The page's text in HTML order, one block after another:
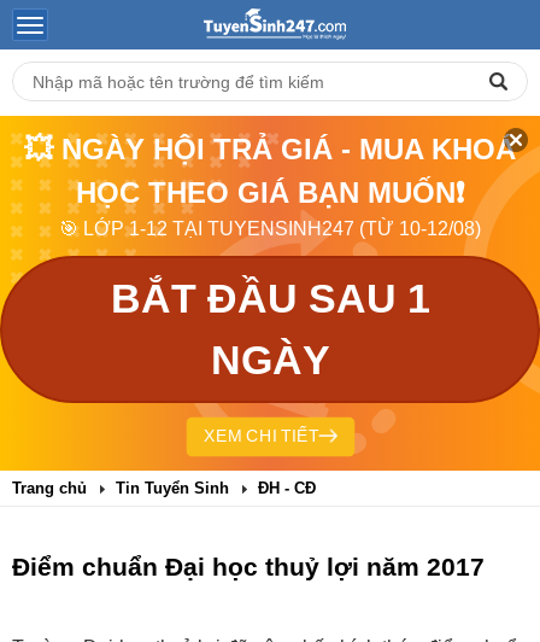
💥 NGÀY HỘI TRẢ GIÁ - MUA KHOÁ
HỌC THEO GIÁ BẠN MUỐN❗
🎯 LỚP 1-12 TẠI TUYENSINH247 (TỪ 10-12/08)
BẮT ĐẦU SAU 1
NGÀY
XEM CHI TIẾT
Trang chủ Tin Tuyển Sinh ĐH - CĐ
Điểm chuẩn Đại học thuỷ lợi năm 2017